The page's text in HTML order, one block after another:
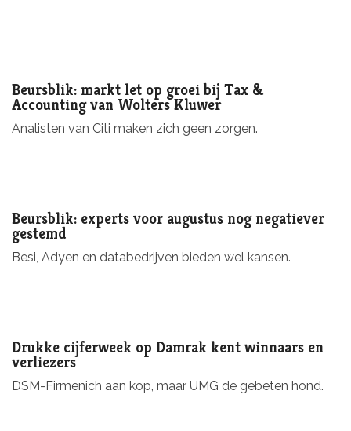
Beursblik: markt let op groei bij Tax &
Accounting van Wolters Kluwer
Analisten van Citi maken zich geen zorgen.
Beursblik: experts voor augustus nog negatiever
gestemd
Besi, Adyen en databedrijven bieden wel kansen.
Drukke cijferweek op Damrak kent winnaars en
verliezers
DSM-Firmenich aan kop, maar UMG de gebeten hond.